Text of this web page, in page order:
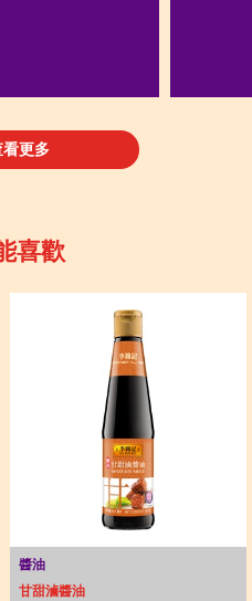
看更多
喜歡
醬油
甘甜滷醬油